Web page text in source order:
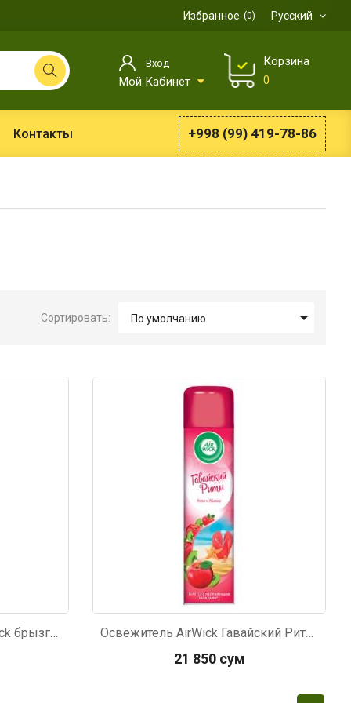
Русский
Избранное 0
Вход
Мой Кабинет
Корзина
0
Контакты +998 (99) 419-78-86
По умолчанию 
Сортировать:
Освежитель воздуха Airwick брызги цитруса 290мл Освежитель AirWick Гавайский Ритм 250г
21 850 сум